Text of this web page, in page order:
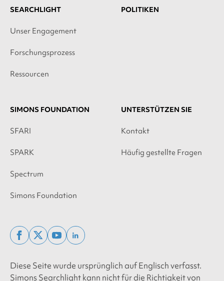
SEARCHLIGHT
Unser Engagement
Forschungsprozess
Ressourcen
POLITIKEN
SIMONS FOUNDATION
SFARI
SPARK
Spectrum
Simons Foundation
UNTERSTÜTZEN SIE
Kontakt
Häufig gestellte Fragen
facebook
x
youtubelinkedin
Diese Seite wurde ursprünglich auf Englisch verfasst.
Simons Searchlight kann nicht für die Richtigkeit von